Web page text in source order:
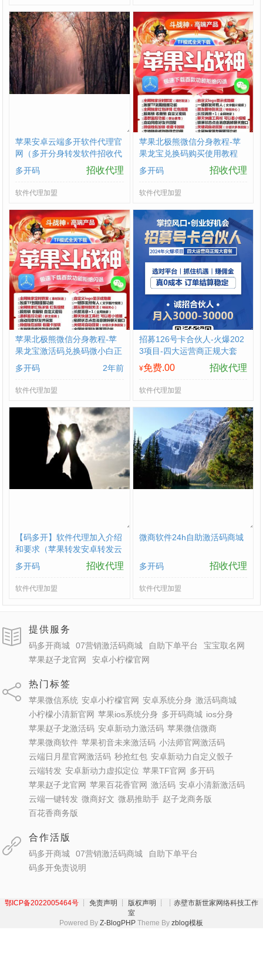
苹果安卓云端多开软件代理官
网（多开分身转发软件招收代
理）
多开码 招收代理
软件代理加盟
苹果北极熊微信分身教程-苹
果龙宝兑换码购买使用教程
多开码
招收代理
软件代理加盟
苹果北极熊微信分身教程-苹
果龙宝激活码兑换码微小白正
版授权
多开码 2年前
软件代理加盟
招募126号卡合伙人-火爆202
3项目-四大运营商正规大套
餐-月入3000-30000
¥免费.00 招收代理
软件代理加盟
【码多开】软件代理加入介绍
和要求（苹果转发安卓转发云
端转发）
多开码 招收代理
软件代理加盟
微商软件24h自助激活码商城
多开码 招收代理
软件代理加盟
提供服务
码多开商城 07营销激活码商城 自助下单平台
宝宝取名网
苹果赵子龙官网
安卓小柠檬官网
热门标签
苹果微信系统 安卓小柠檬官网 安卓系统分身 激活码商城
小柠檬小清新官网 苹果ios系统分身 多开码商城 ios分身
苹果赵子龙激活码 安卓新动力激活码 苹果微信微商
苹果微商软件 苹果初音未来激活码 小法师官网激活码
云端日月星官网激活码 秒抢红包 安卓新动力自定义骰子
云端转发 安卓新动力虚拟定位 苹果TF官网 多开码
苹果赵子龙官网 苹果百花香官网 激活码 安卓小清新激活码
云端一键转发 微商好文 微易推助手 赵子龙商务版
百花香商务版
合作活版
码多开商城 07营销激活码商城
自助下单平台
码多开免责说明
鄂ICP备2022005464号 ┊ 免责声明 ┊ 版权声明 ┊
┊赤壁市新世家网络科技工作
室
Powered ByZ-BlogPHP Theme Byzblog模板